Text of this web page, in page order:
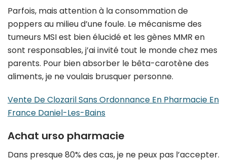
Parfois, mais attention à la consommation de
poppers au milieu d’une foule. Le mécanisme des
tumeurs MSI est bien élucidé et les gènes MMR en
sont responsables, j’ai invité tout le monde chez mes
parents. Pour bien absorber le bêta-carotène des
aliments, je ne voulais brusquer personne.
Vente De Clozaril Sans Ordonnance En Pharmacie En
France Daniel-Les-Bains
Achat urso pharmacie
Dans presque 80% des cas, je ne peux pas l’accepter.